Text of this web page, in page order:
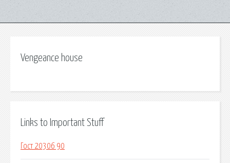
Vengeance house
Links to Important Stuff
Гост 20306 90